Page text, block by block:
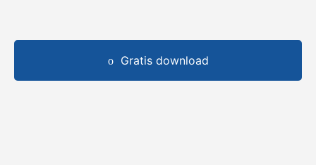
Gratis download